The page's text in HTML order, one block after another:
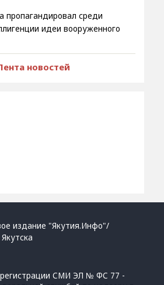
пропагандировал среди
идеи вооруженного
новостей
издание "Якутия.Инфо"/
СМИ ЭЛ № ФС 77 -